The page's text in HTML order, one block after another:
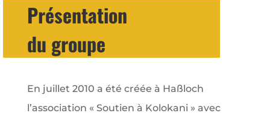
Présentation
du groupe
En juillet 2010 a été créée à Haßloch
l’association « Soutien à Kolokani » avec